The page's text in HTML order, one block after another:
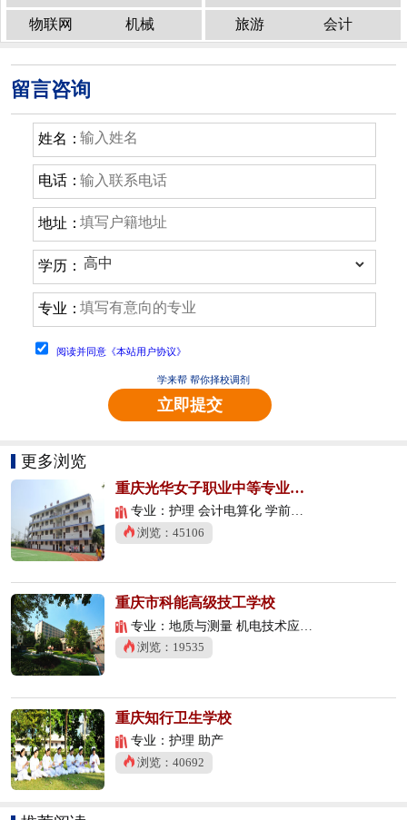
物联网 机械 旅游 会计
留言咨询
姓名：
电话：
地址：
学历：
专业：
阅读并同意《本站用户协议》
学来帮 帮你择校调剂
立即提交
更多浏览
重庆光华女子职业中等专业学校
专业：护理 会计电算化 学前教育
浏览：45106
重庆市科能高级技工学校
专业：地质与测量 机电技术应用 数控技术应用
浏览：19535
重庆知行卫生学校
专业：护理 助产
浏览：40692